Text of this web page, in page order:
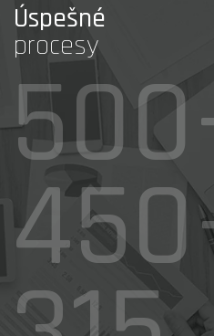
Úspešné
procesy